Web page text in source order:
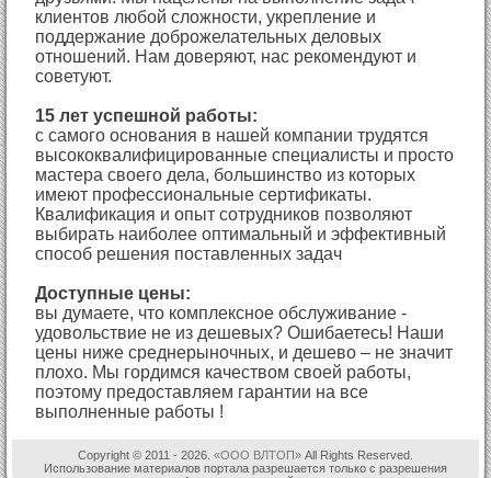
клиентов любой сложности, укрепление и
поддержание доброжелательных деловых
отношений. Нам доверяют, нас рекомендуют и
советуют.
15 лет успешной работы:
с самого основания в нашей компании трудятся
высококвалифицированные специалисты и просто
мастера своего дела, большинство из которых
имеют профессиональные сертификаты.
Квалификация и опыт сотрудников позволяют
выбирать наиболее оптимальный и эффективный
способ решения поставленных задач
Доступные цены:
вы думаете, что комплексное обслуживание -
удовольствие не из дешевых? Ошибаетесь! Наши
цены ниже среднерыночных, и дешево – не значит
плохо. Мы гордимся качеством своей работы,
поэтому предоставляем гарантии на все
выполненные работы !
Copyright © 2011 - 2026. «ООО ВЛТОП» All Rights Reserved.
Использование материалов портала разрешается только с разрешения